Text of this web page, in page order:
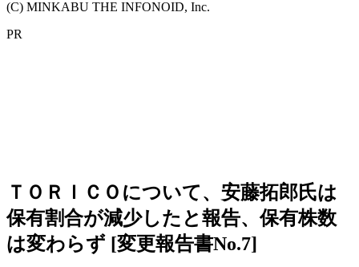
(C) MINKABU THE INFONOID, Inc.
PR
ＴＯＲＩＣＯについて、安藤拓郎氏は
保有割合が減少したと報告、保有株数
は変わらず [変更報告書No.7]